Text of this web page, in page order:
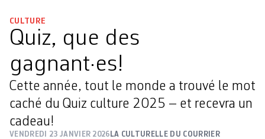
CULTURE
Quiz, que des
gagnant·es!
Cette année, tout le monde a trouvé le mot
caché du Quiz culture 2025 – et recevra un
cadeau!
VENDREDI 23 JANVIER 2026 LA CULTURELLE DU COURRIER